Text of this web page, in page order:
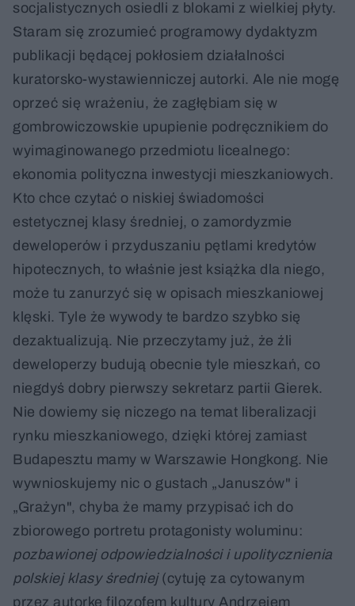
socjalistycznych osiedli z blokami z wielkiej płyty.
Staram się zrozumieć programowy dydaktyzm
publikacji będącej pokłosiem działalności
kuratorsko-wystawienniczej autorki. Ale nie mogę
oprzeć się wrażeniu, że zagłębiam się w
gombrowiczowskie upupienie podręcznikiem do
wyimaginowanego przedmiotu licealnego:
ekonomia polityczna inwestycji mieszkaniowych.
Kto chce czytać o niskiej świadomości
estetycznej klasy średniej, o zamordyzmie
deweloperów i przyduszaniu pętlami kredytów
hipotecznych, to właśnie jest książka dla niego,
może tu zanurzyć się w opisach mieszkaniowej
klęski. Tyle że wywody te bardzo szybko się
dezaktualizują. Nie przeczytamy już, że źli
deweloperzy budują obecnie tyle mieszkań, co
niegdyś dobry pierwszy sekretarz partii Gierek.
Nie dowiemy się niczego na temat liberalizacji
rynku mieszkaniowego, dzięki której zamiast
Budapesztu mamy w Warszawie Hongkong. Nie
wywnioskujemy nic o gustach „Januszów" i
„Grażyn", chyba że mamy przypisać ich do
zbiorowego portretu protagonisty woluminu:
pozbawionej odpowiedzialności i upolitycznienia
polskiej klasy średniej (cytuję za cytowanym
przez autorkę filozofem kultury Andrzejem